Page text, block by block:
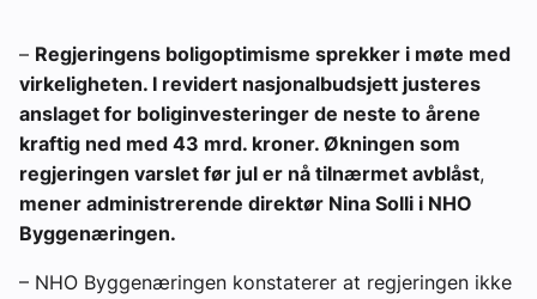
Tips oss
eBlad
– Regjeringens boligoptimisme sprekker i møte med
virkeligheten. I revidert nasjonalbudsjett justeres
anslaget for boliginvesteringer de neste to årene
kraftig ned med 43 mrd. kroner. Økningen som
regjeringen varslet før jul er nå tilnærmet avblåst,
mener administrerende direktør Nina Solli i NHO
Byggenæringen.
– NHO Byggenæringen konstaterer at regjeringen ikke